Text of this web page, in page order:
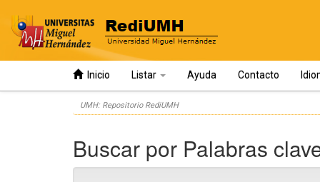
Inicio Listar Ayuda Contacto
UMH: Repositorio RediUMH
Buscar por Palabras